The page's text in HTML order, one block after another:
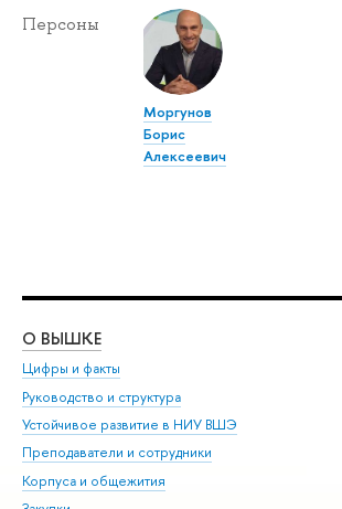
Персоны
Моргунов
Борис
Алексеевич
О ВЫШКЕ
Цифры и факты
Руководство и структура
Устойчивое развитие в НИУ ВШЭ
Преподаватели и сотрудники
Корпуса и общежития